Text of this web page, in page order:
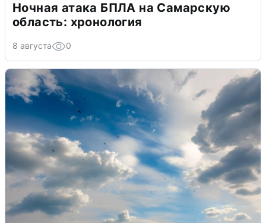
Ночная атака БПЛА на Самарскую
область: хронология
8 августа 0